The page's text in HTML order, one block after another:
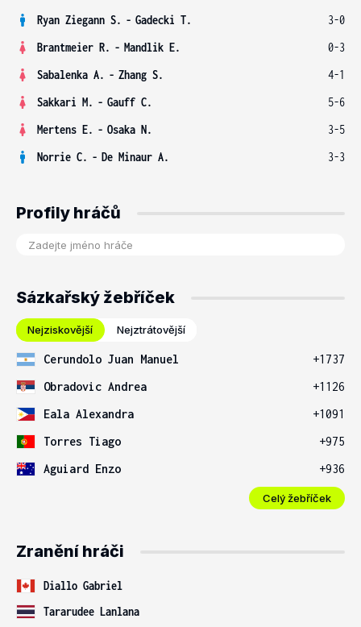
Ryan Ziegann S. - Gadecki T.
3-0
Brantmeier R. - Mandlik E.
0-3
Sabalenka A. - Zhang S.
4-1
Sakkari M. - Gauff C.
5-6
Mertens E. - Osaka N.
3-5
Norrie C. - De Minaur A. 3-3
Profily hráčů
Sázkařský žebříček
Nejziskovější Nejztrátovější
Cerundolo Juan Manuel
+1737
Obradovic Andrea
+1126
Eala Alexandra
+1091
Torres Tiago
+975
Aguiard Enzo
+936
Celý žebříček
Zranění hráči
Diallo Gabriel
Tararudee Lanlana